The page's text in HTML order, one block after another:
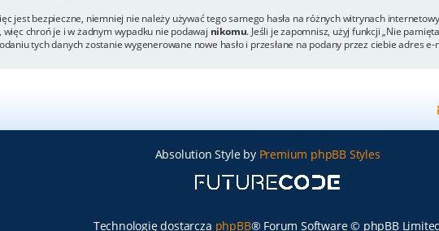
jest bezpieczne, niemniej nie należy używać tego samego hasła na różnych witrynach
więc chroń je i w żadnym wypadku nie podawaj nikomu. Jeśli je zapomnisz, użyj funkcji „Nie
tych danych zostanie wygenerowane nowe hasło i przesłane na podany przez ciebie adres
Absolution Style by Premium phpBB Styles
Technologię dostarcza phpBB® Forum Software © phpBB